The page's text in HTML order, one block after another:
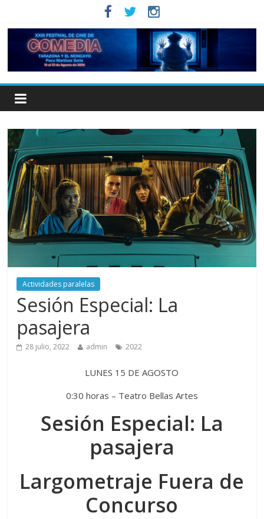
Actividades paralelas
Sesión Especial: La
pasajera
28 julio, 2022 admin 2022
LUNES 15 DE AGOSTO
0:30 horas – Teatro Bellas Artes
Sesión Especial: La
pasajera
Largometraje Fuera de
Concurso